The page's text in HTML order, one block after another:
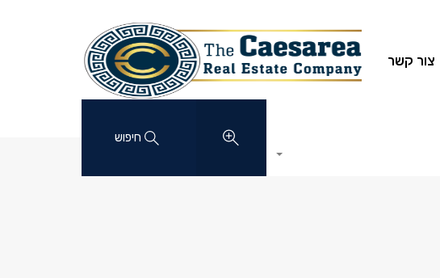
צור קשר
חיפוש